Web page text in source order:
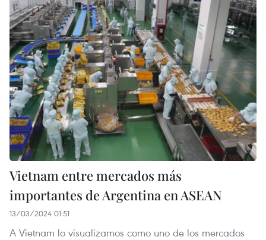
Vietnam entre mercados más
importantes de Argentina en ASEAN
13/03/2024 01:51
A Vietnam lo visualizamos como uno de los mercados